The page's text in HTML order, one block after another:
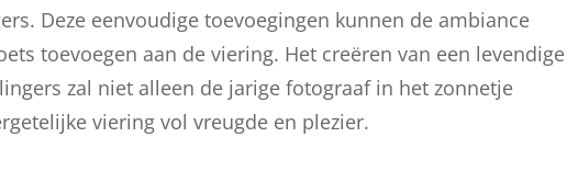
Deze eenvoudige toevoegingen kunnen de ambiance
toevoegen aan de viering. Het creëren van een levendige
zal niet alleen de jarige fotograaf in het zonnetje
viering vol vreugde en plezier.